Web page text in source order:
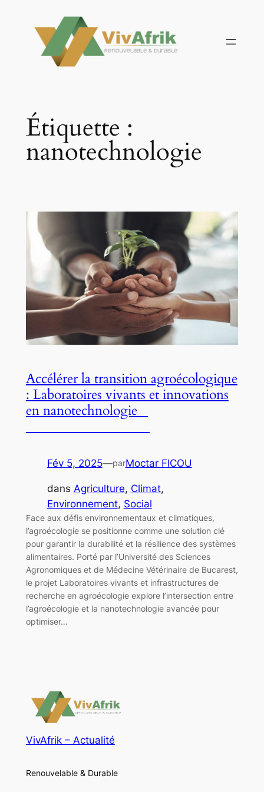
contenu
Étiquette :
nanotechnologie
Accélérer la transition agroécologique
: Laboratoires vivants et innovations
en nanotechnologie
Fév 5, 2025—parMoctar FICOU
dans Agriculture, Climat
Environnement, Social
Face aux défis environnementaux et climatiques,
l’agroécologie se positionne comme une solution clé
pour garantir la durabilité et la résilience des systèmes
alimentaires. Porté par l’Université des Sciences
Agronomiques et de Médecine Vétérinaire de Bucarest,
le projet Laboratoires vivants et infrastructures de
recherche en agroécologie explore l’intersection entre
l’agroécologie et la nanotechnologie avancée pour
optimiser…
VivAfrik – Actualité
Renouvelable & Durable